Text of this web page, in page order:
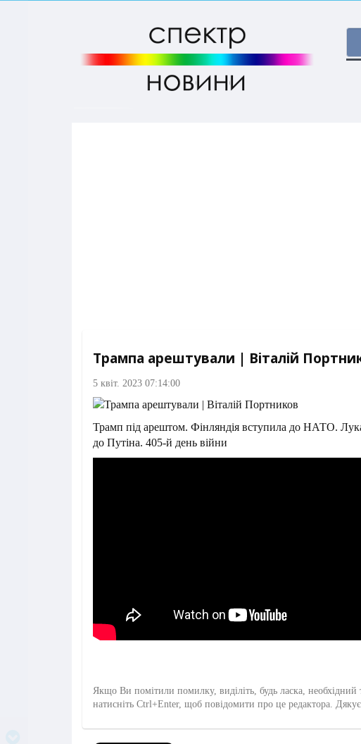
Трампа арештували | Віталій
5 квіт. 2023 07:14:00
Трамп під арештом. Фінляндія вступила до НАТО.
до Путіна. 405-й день війни
Якщо Ви помітили помилку, виділіть, будь ласка, необхідний
натисніть Ctrl+Enter, щоб повідомити про це редактора.